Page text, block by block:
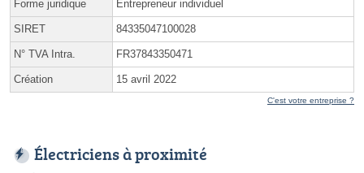
Forme juridique Entrepreneur individuel
SIRET 84335047100028
N° TVA Intra. FR37843350471
Création 15 avril 2022
C'est votre entreprise ?
Électriciens à proximité